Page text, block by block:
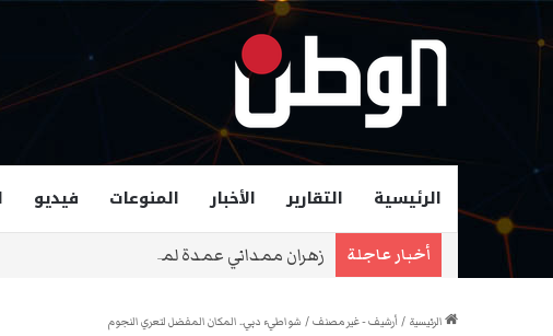
الرئيسية التقارير الأخبار المنوعات فيديو
أخبار عاجلة زهران ممداني عمدة لمدينة نيويورك وغزالة
الرئيسية / أرشيف - غير مصنف/ شواطيء دبي.. المكان المفضل لتعري النجوم